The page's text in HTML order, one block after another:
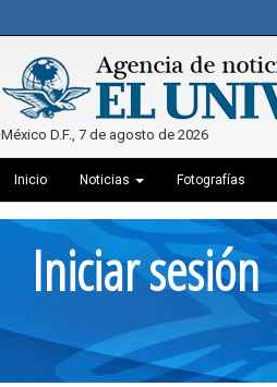
México D.F., 7 de agosto de 2026
Inicio Noticias Fotografías
Iniciar sesión